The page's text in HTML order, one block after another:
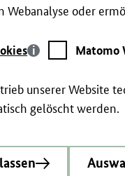
Webanalyse oder
Matomo
Webstatistik
Matomo
unserer Website
gelöscht werden.